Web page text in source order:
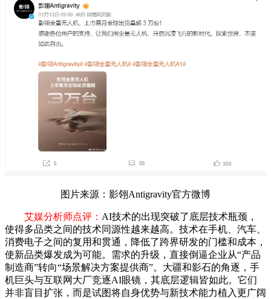
图片来源：影翎Antigravity官方微博
艾媒分析师点评： AI技术的出现突破了底层技术瓶颈，
使得多品类之间的技术同源性越来越高。技术在手机、汽车、
消费电子之间的复用和贯通，降低了跨界研发的门槛和成本，
使新品类爆发成为可能。需求的升级，直接倒逼企业从“产品
制造商”转向“场景解决方案提供商”。大疆和影石的角逐，手
机巨头与互联网大厂竞逐AI眼镜，其底层逻辑皆如此。它们
并非盲目扩张，而是试图将自身优势与新技术能力植入更广阔